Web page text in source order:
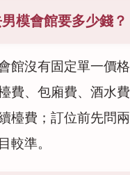
模會館要多少錢？
館沒有固定單一價
費、包廂費、酒水
檯費；訂位前先問
較準。